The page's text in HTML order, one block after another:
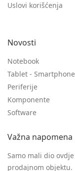
Uslovi korišćenja
Novosti
Notebook
Tablet - Smartphone
Periferije
Komponente
Software
Važna napomena
Samo mali dio
prodajnom objektu.